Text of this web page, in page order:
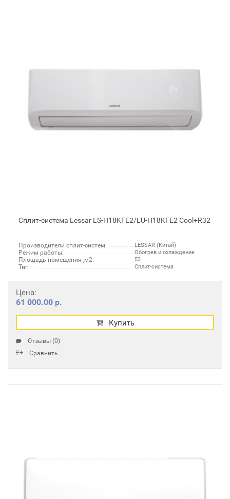
Сплит-система Lessar LS-H18KFE2/LU-H18KFE2 Cool+R32
Производители сплит-систем: LESSAR (Китай)
Режим работы: Обогрев и охлаждение
Площадь помещения ,м2: 53
Тип : Сплит-система
Цена:
61 000.00 р.
Купить
Отзывы (0)
Сравнить